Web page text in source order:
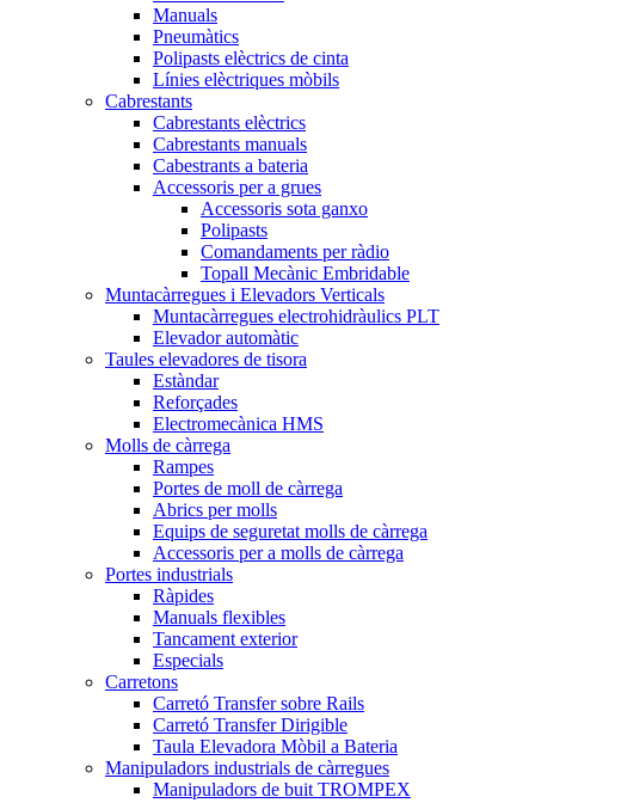
Manuals
Pneumàtics
Polipasts elèctrics de cinta
Línies elèctriques mòbils
Cabrestants
Cabrestants elèctrics
Cabrestants manuals
Cabestrants a bateria
Accessoris per a grues
Accessoris sota ganxo
Polipasts
Comandaments per ràdio
Topall Mecànic Embridable
Muntacàrregues i Elevadors Verticals
Muntacàrregues electrohidràulics PLT
Elevador automàtic
Taules elevadores de tisora
Estàndar
Reforçades
Electromecànica HMS
Molls de càrrega
Rampes
Portes de moll de càrrega
Abrics per molls
Equips de seguretat molls de càrrega
Accessoris per a molls de càrrega
Portes industrials
Ràpides
Manuals flexibles
Tancament exterior
Especials
Carretons
Carretó Transfer sobre Rails
Carretó Transfer Dirigible
Taula Elevadora Mòbil a Bateria
Manipuladors industrials de càrregues
Manipuladors de buit TROMPEX